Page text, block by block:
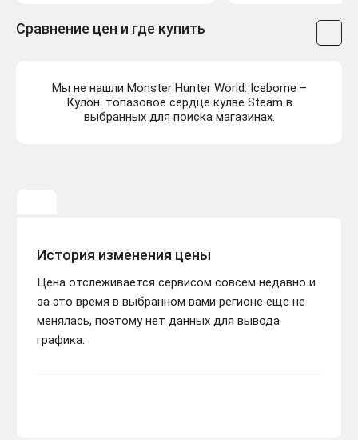
Сравнение цен и где купить
Мы не нашли Monster Hunter World: Iceborne –
Кулон: топазовое сердце кулве Steam в
выбранных для поиска магазинах.
История изменения цены
Цена отслеживается сервисом совсем недавно и
за это время в выбранном вами регионе еще не
менялась, поэтому нет данных для вывода
графика.